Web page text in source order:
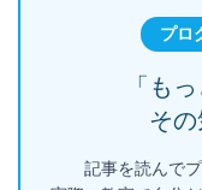
プロ
「も
その
記事を読んで